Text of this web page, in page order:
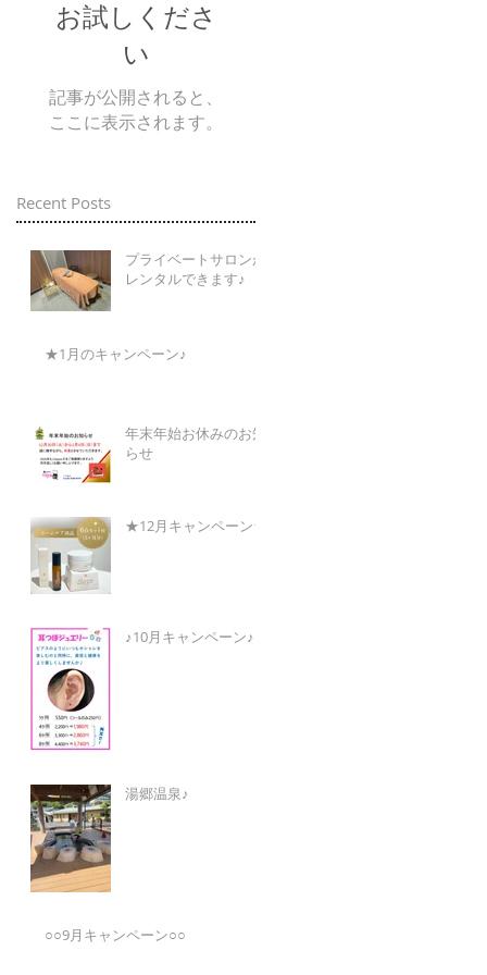
お試しくださ
い
記事が公開されると、
ここに表示されます。
Recent Posts
プライベートサロンが
レンタルできます♪
★1月のキャンペーン♪
年末年始お休みのお知
らせ
★12月キャンペーン★
♪10月キャンペーン♪
湯郷温泉♪
○○9月キャンペーン○○